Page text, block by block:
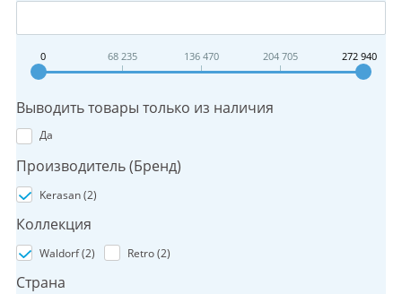
0 68 235 136 470 204 705 272 940
Выводить товары только из наличия
Да
Производитель (Бренд)
Kerasan (2)
Коллекция
Waldorf (2) Retro (2)
Страна